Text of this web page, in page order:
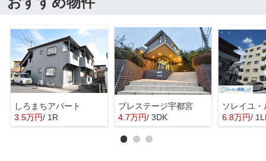
しろまちアパート
3.5万円/ 1R
プレステージ宇都宮
4.7万円/ 3DK
ソレイユ
6.8万円/